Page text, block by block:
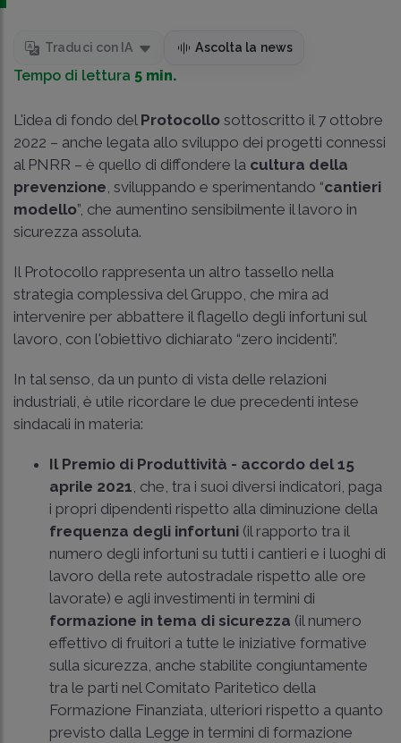
Traduci con IA Ascolta la news
Tempo di lettura 5 min.
L'idea di fondo del Protocollo sottoscritto il 7 ottobre
2022 – anche legata allo sviluppo dei progetti connessi
al PNRR – è quello di diffondere la cultura della
prevenzione, sviluppando e sperimentando “cantieri
modello”, che aumentino sensibilmente il lavoro in
sicurezza assoluta.
Il Protocollo rappresenta un altro tassello nella
strategia complessiva del Gruppo, che mira ad
intervenire per abbattere il flagello degli infortuni sul
lavoro, con l'obiettivo dichiarato “zero incidenti”.
In tal senso, da un punto di vista delle relazioni
industriali, è utile ricordare le due precedenti intese
sindacali in materia:
Il Premio di Produttività - accordo del 15
aprile 2021, che, tra i suoi diversi indicatori, paga
i propri dipendenti rispetto alla diminuzione della
frequenza degli infortuni (il rapporto tra il
numero degli infortuni su tutti i cantieri e i luoghi di
lavoro della rete autostradale rispetto alle ore
lavorate) e agli investimenti in termini di
formazione in tema di sicurezza (il numero
effettivo di fruitori a tutte le iniziative formative
sulla sicurezza, anche stabilite congiuntamente
tra le parti nel Comitato Paritetico della
Formazione Finanziata, ulteriori rispetto a quanto
previsto dalla Legge in termini di formazione